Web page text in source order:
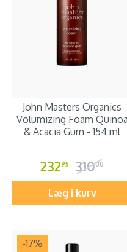
John Masters Organics
Volumizing Foam Quinoa
& Acacia Gum - 154 ml
23295 31000
Læg i kurv
-17%